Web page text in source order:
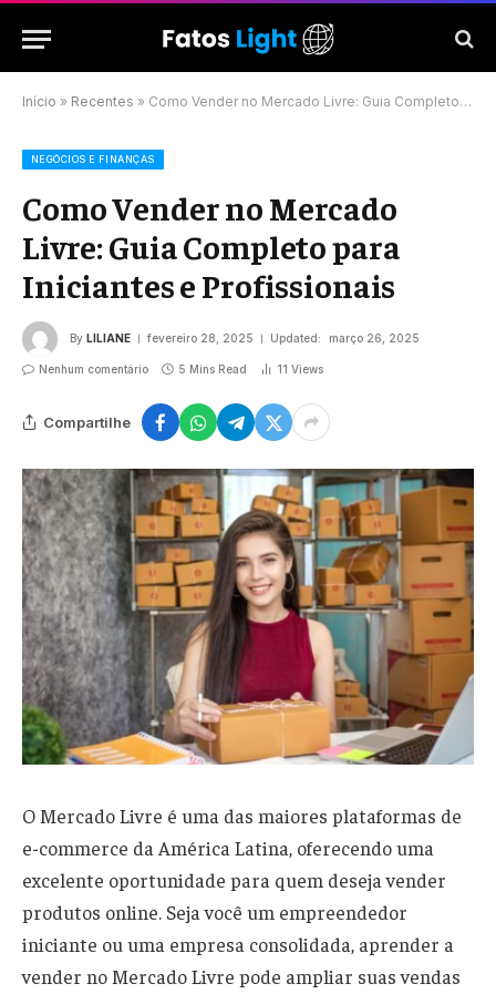
Início » Recentes » Como Vender no Mercado Livre: Guia Completo para Iniciantes e Profissionais
NEGÓCIOS E FINANÇAS
Como Vender no Mercado
Livre: Guia Completo para
Iniciantes e Profissionais
By LILIANE fevereiro 28, 2025 Updated: março 26, 2025
Nenhum comentário 5 Mins Read 11 Views
Compartilhe
O Mercado Livre é uma das maiores plataformas de
e-commerce da América Latina, oferecendo uma
excelente oportunidade para quem deseja vender
produtos online. Seja você um empreendedor
iniciante ou uma empresa consolidada, aprender a
vender no Mercado Livre pode ampliar suas vendas